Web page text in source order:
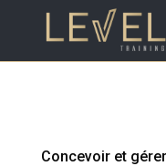
Concevoir et